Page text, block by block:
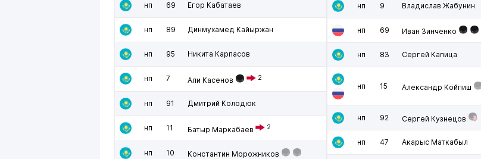
нп 69 Егор Кабатаев
нп 89 Динмухамед Кайыржан
нп 95 Никита Карпасов
нп 7 Али Касенов 2
нп 91 Дмитрий Колодюк
нп 11 Батыр Маркабаев 2
нп 10 Константин Морожников
нп 9 Владислав Жабунин
нп 69 Иван Зинченко
нп 83 Сергей Капица
нп 15 Александр Койпиш
нп 92 Сергей Кузнецов
нп 47 Акарыс Маткабыл